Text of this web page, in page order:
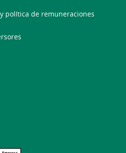
política de remuneraciones